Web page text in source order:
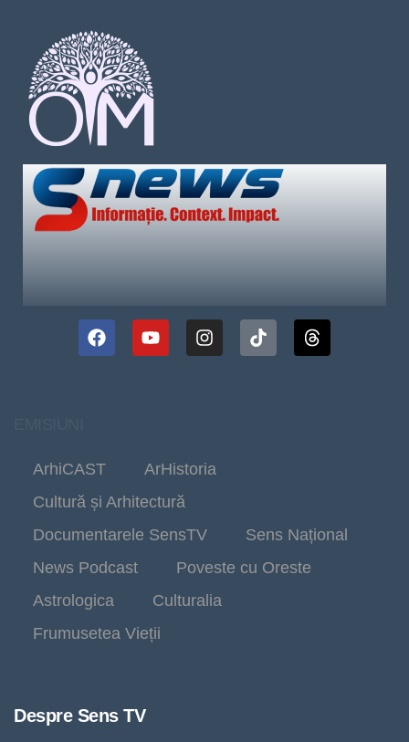
ArhiCAST
ArHistoria
Cultură și Arhitectură
Documentarele SensTV
Sens Național
News Podcast
Poveste cu Oreste
Astrologica
Culturalia
Frumusetea Vieții
Despre Sens TV